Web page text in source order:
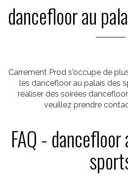
dancefloor au
Carrement Prod s'occupe de
les dancefloor au palais des
réaliser des soirées
veuillez prendre
FAQ -